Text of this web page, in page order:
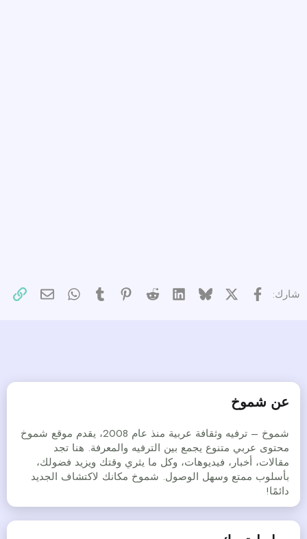
شارك: فيسبوك Bluesky
LinkedIn
Reddit
Pinterest
Tumblr
WhatsApp
البريد
عن شموخ
شموخ – ترفيه وثقافة عربية منذ عام 2008، يقدم موقع شموخ
محتوى عربي متنوع يجمع بين الترفيه والمعرفة. هنا تجد
مقالات، أخبار، فيديوهات، وكل ما يثري وقتك ويزيد فضولك،
بأسلوب ممتع وسهل الوصول. شموخ مكانك لاكتشاف الجديد
دائمًا!